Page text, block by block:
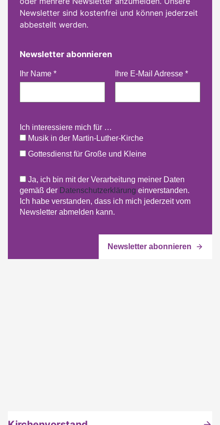
Newsletter sind kostenfrei und können jederzeit
abbestellt werden.
Newsletter abonnieren
Ihr Name * Ihre E-Mail Adresse *
Ich interessiere mich für …
Musik in der Martin-Luther-Kirche
Gottesdienst für Große und Kleine
Ja, ich bin mit der Verarbeitung meiner Daten
gemäß der Datenschutzerklärung einverstanden.
Ich habe verstanden, dass ich mich jederzeit vom
Newsletter abmelden kann.